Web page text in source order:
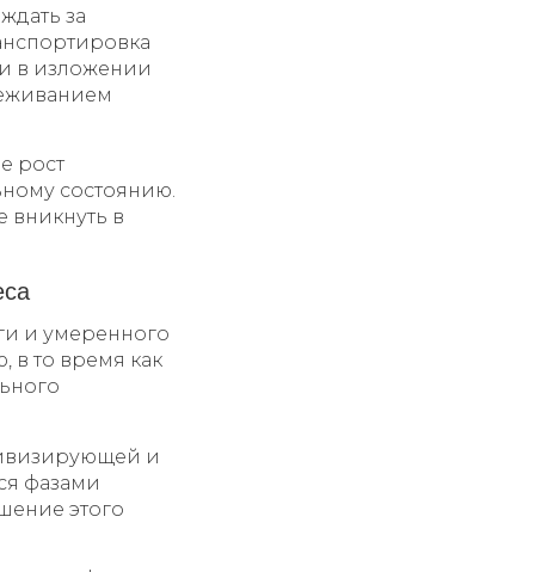
за
в изложении
рост
состоянию.
вникнуть в
и умеренного
то время как
и
фазами
этого